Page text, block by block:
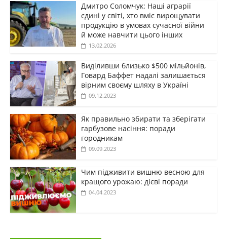
Дмитро Соломчук: Наші аграрії
єдині у світі, хто вміє вирощувати
продукцію в умовах сучасної війни
й може навчити цього інших
13.02.2026
Виділивши близько $500 мільйонів,
Говард Баффет надалі залишається
вірним своєму шляху в Україні
09.12.2023
Як правильно збирати та зберігати
гарбузове насіння: поради
городникам
09.09.2023
Чим підживити вишню весною для
кращого урожаю: дієві поради
04.04.2023